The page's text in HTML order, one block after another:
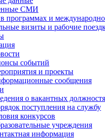
СМИ
программах и
визиты и рабочие
событий
и проекты
сообщения
о вакантных
поступления на службу
конкурсов
учреждения
информация